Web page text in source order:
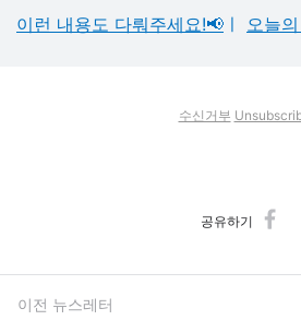
이런 내용도 다뤄주세요!📢 ㅣ 오늘
수신거부
공유하기
이전 뉴스레터